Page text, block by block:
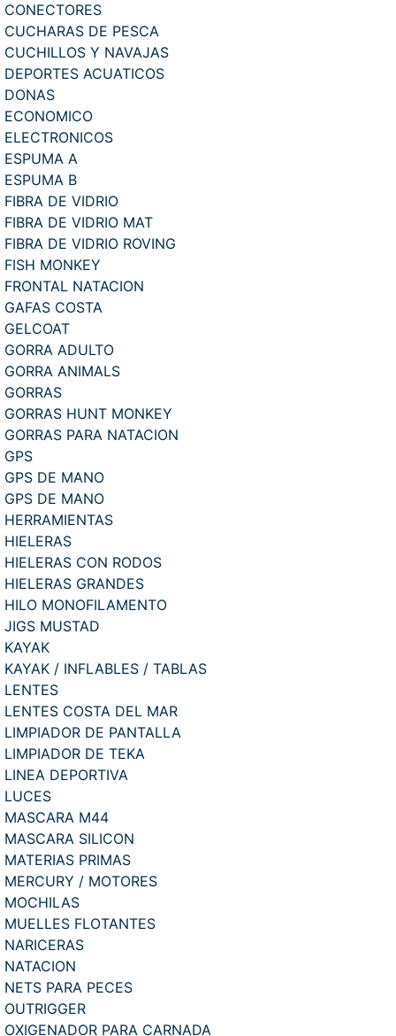
CONECTORES
CUCHARAS DE PESCA
CUCHILLOS Y NAVAJAS
DEPORTES ACUATICOS
DONAS
ECONOMICO
ELECTRONICOS
ESPUMA A
ESPUMA B
FIBRA DE VIDRIO
FIBRA DE VIDRIO MAT
FIBRA DE VIDRIO ROVING
FISH MONKEY
FRONTAL NATACION
GAFAS COSTA
GELCOAT
GORRA ADULTO
GORRA ANIMALS
GORRAS
GORRAS HUNT MONKEY
GORRAS PARA NATACION
GPS
GPS DE MANO
GPS DE MANO
HERRAMIENTAS
HIELERAS
HIELERAS CON RODOS
HIELERAS GRANDES
HILO MONOFILAMENTO
JIGS MUSTAD
KAYAK
KAYAK / INFLABLES / TABLAS
LENTES
LENTES COSTA DEL MAR
LIMPIADOR DE PANTALLA
LIMPIADOR DE TEKA
LINEA DEPORTIVA
LUCES
MASCARA M44
MASCARA SILICON
MATERIAS PRIMAS
MERCURY / MOTORES
MOCHILAS
MUELLES FLOTANTES
NARICERAS
NATACION
NETS PARA PECES
OUTRIGGER
OXIGENADOR PARA CARNADA